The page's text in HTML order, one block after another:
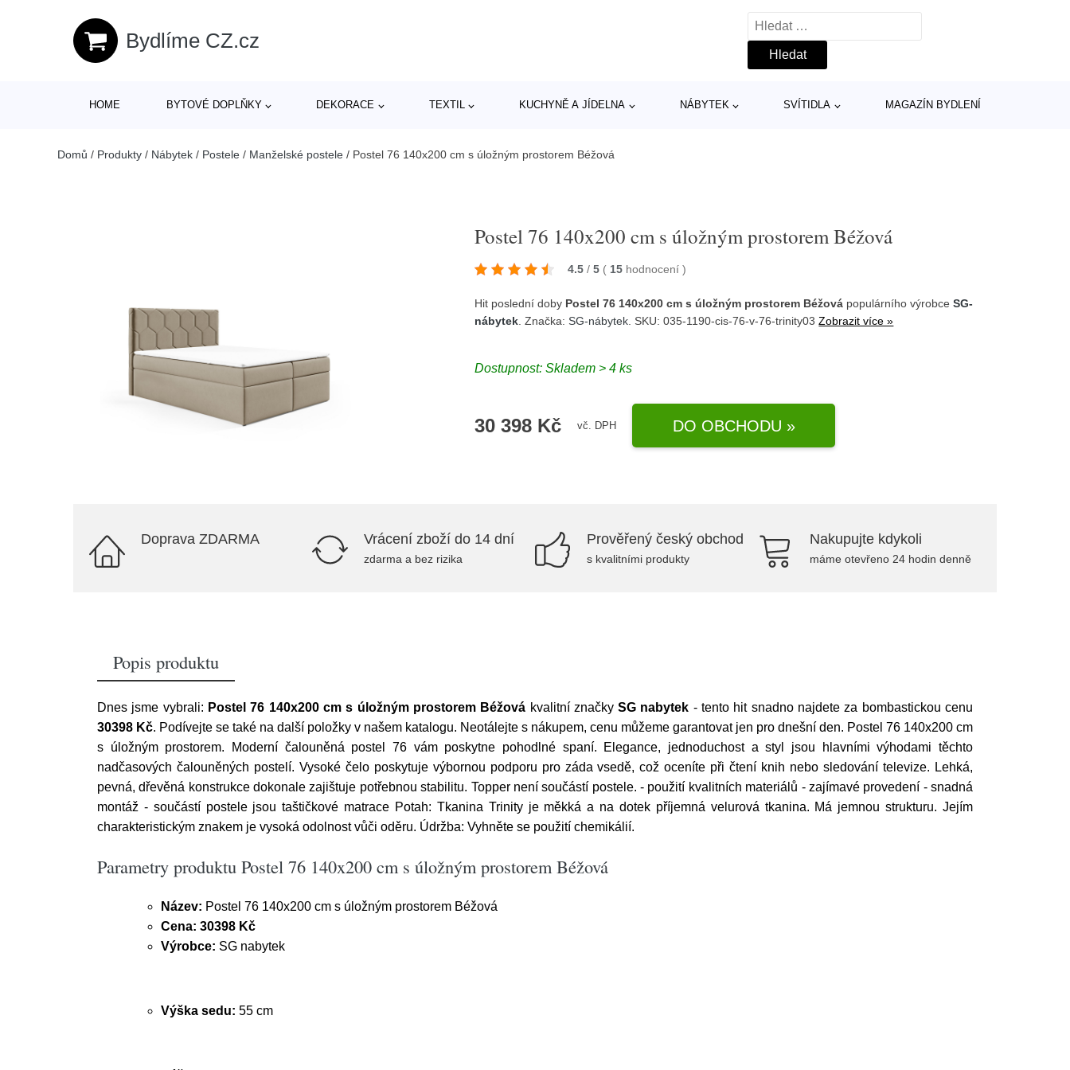
Bydlíme CZ.cz
Vyhledávání
HOME BYTOVÉ DOPLŇKY DEKORACE TEXTIL KUCHYNĚ A JÍDELNA NÁBYTEK SVÍTIDLA MAGAZÍN BYDLENÍ
Domů / Produkty / Nábytek / Postele / Manželské postele / Postel 76 140x200 cm s úložným prostorem Béžová
Postel 76 140x200 cm s úložným prostorem Béžová
4.5 / 5 ( 15 hodnocení)
Hit poslední doby Postel 76 140x200 cm s úložným prostorem Béžová populárního výrobceSG-
nábytek . Značka:SG-nábytek . SKU: 035-1190-cis-76-v-76-trinity03Zobrazit více »
Dostupnost:Skladem > 4 ks
30 398 Kč vč. DPH DO OBCHODU »
Doprava ZDARMA Vrácení zboží do 14 dní
zdarma a bez rizika
Prověřený český obchod
s kvalitními produkty
Nakupujte kdykoli
máme otevřeno 24 hodin denně
Popis produktu
Dnes jsme vybrali: Postel 76 140x200 cm s úložným prostorem Béžová kvalitní značkySG nabytek - tento hit snadno najdete za bombastickou cenu
30398 Kč. Podívejte se také na další položky v našem katalogu. Neotálejte s nákupem, cenu můžeme garantovat jen pro dnešní den. Postel 76 140x200 cm
s úložným prostorem. Moderní čalouněná postel 76 vám poskytne pohodlné spaní. Elegance, jednoduchost a styl jsou hlavními výhodami těchto
nadčasových čalouněných postelí. Vysoké čelo poskytuje výbornou podporu pro záda vsedě, což oceníte při čtení knih nebo sledování televize. Lehká,
pevná, dřevěná konstrukce dokonale zajištuje potřebnou stabilitu. Topper není součástí postele. - použití kvalitních materiálů - zajímavé provedení - snadná
montáž - součástí postele jsou taštičkové matrace Potah: Tkanina Trinity je měkká a na dotek příjemná velurová tkanina. Má jemnou strukturu. Jejím
charakteristickým znakem je vysoká odolnost vůči oděru. Údržba: Vyhněte se použití chemikálií.
Parametry produktu Postel 76 140x200 cm s úložným prostorem Béžová
Název: Postel 76 140x200 cm s úložným prostorem Béžová
Cena: 30398 Kč
Výrobce: SG nabytek
Výška sedu: 55 cm